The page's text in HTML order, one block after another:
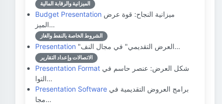
الميزانية والرقابة المالية
Budget Presentation
الميز…
الشروط الخاصة بالنفط والغاز
Presentation "العرض التقديمي" في مجال النف…
الاتصالات وإعداد التقارير
Presentation Format
التوا…
Presentation Software
مجا…